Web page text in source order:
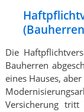
Die
Bauherren
eines Hauses,
Versicherung